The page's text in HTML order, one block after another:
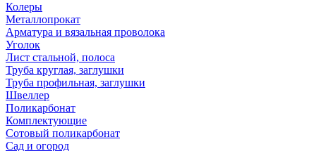
Колеры
Металлопрокат
Арматура и вязальная проволока
Уголок
Лист стальной, полоса
Труба круглая, заглушки
Труба профильная, заглушки
Швеллер
Поликарбонат
Комплектующие
Сотовый поликарбонат
Сад и огород